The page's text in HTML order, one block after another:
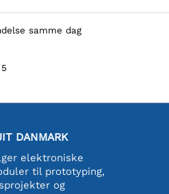
samme dag
DANMARK
elektroniske
til prototyping,
og